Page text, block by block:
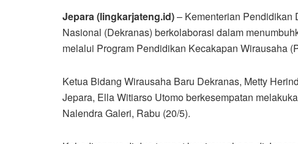
Jepara (lingkarjateng.id)– Kementerian Pendidikan
Nasional (Dekranas) berkolaborasi dalam
melalui Program Pendidikan Kecakapan Wirausaha
Ketua Bidang Wirausaha Baru Dekranas, Metty
Jepara, Ella Witiarso Utomo berkesempatan
Nalendra Galeri, Rabu (20/5).